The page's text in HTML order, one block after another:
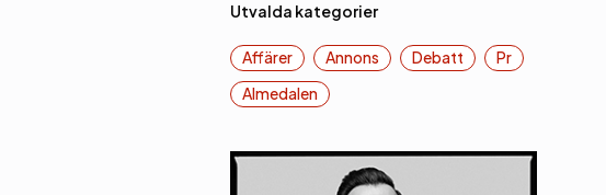
Utvalda kategorier
Affärer Annons Debatt
Pr
Almedalen